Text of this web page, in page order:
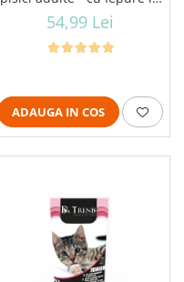
jeleu de morcovi, set
12*0,085kg
54,99 Lei
ADAUGA IN COS